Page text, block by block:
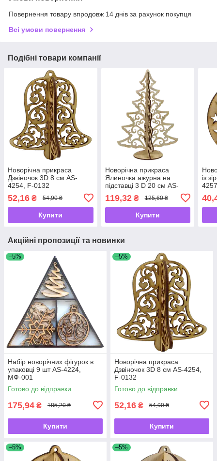
Повернення товару впродовж 14 днів за рахунок покупця
Всі умови повернення
Подібні товари компанії
Новорічна прикраса
Дзвіночок 3D 8 см AS-
4254, F-0132
52,16 ₴ 54,90 ₴
Купити
Новорічна прикраса
Ялиночка ажурна на
підставці 3 D 20 см AS-
119,32₴ 125,60 ₴
Купити
із
Акційні пропозиції та новинки
–5%
Набір новорічних фігурок в
упаковці 9 шт AS-4224,
МФ-001
Готово до відправки
175,94 ₴ 185,20 ₴
Купити
–5%
Новорічна прикраса
Дзвіночок 3D 8 см AS-4254,
F-0132
Готово до відправки
52,16 ₴ 54,90 ₴
Купити
–5% –5%